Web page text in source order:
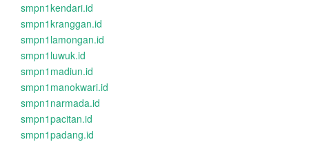
smpn1kendari.id
smpn1kranggan.id
smpn1lamongan.id
smpn1luwuk.id
smpn1madiun.id
smpn1manokwari.id
smpn1narmada.id
smpn1pacitan.id
smpn1padang.id